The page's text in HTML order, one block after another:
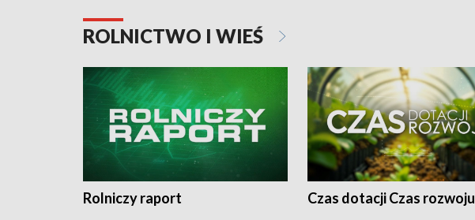
ROLNICTWO I WIEŚ
Rolniczy raport Czas dotacji Czas rozwoju